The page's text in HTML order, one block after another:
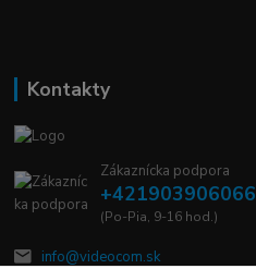
Kontakty
Zákaznícka podpora
+421903906066
(Po-Pia, 9-16 hod.)
info@videocom.sk